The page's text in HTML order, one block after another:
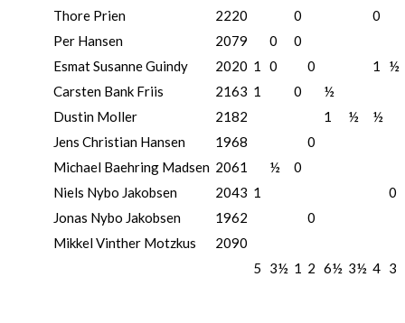
Thore Prien
2220 0
0
Per Hansen
2079 0
0
Esmat Susanne Guindy
2020 1 0 0 1
½
Carsten Bank Friis
2163 1 0
½
Dustin Moller
2182 1 ½
½
Jens Christian Hansen
1968
0
Michael Baehring Madsen 2061 ½
0
Niels Nybo Jakobsen
2043 1
0
Jonas Nybo Jakobsen
1962
0
Mikkel Vinther Motzkus
2090
5
3½ 1 2 6½ 3½ 4 3